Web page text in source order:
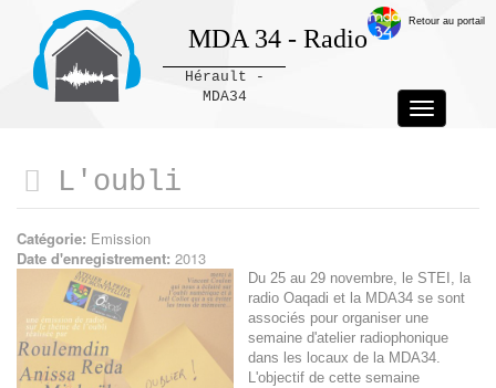
MDA 34 - Radio
Hérault -
MDA34
Toggle
navigation
Retour au portail
L'oubli
Catégorie: Emission
Date d'enregistrement: 2013
Du 25 au 29 novembre, le STEI, la
radio Oaqadi et la MDA34 se sont
associés pour organiser une
semaine d'atelier radiophonique
dans les locaux de la MDA34.
L'objectif de cette semaine